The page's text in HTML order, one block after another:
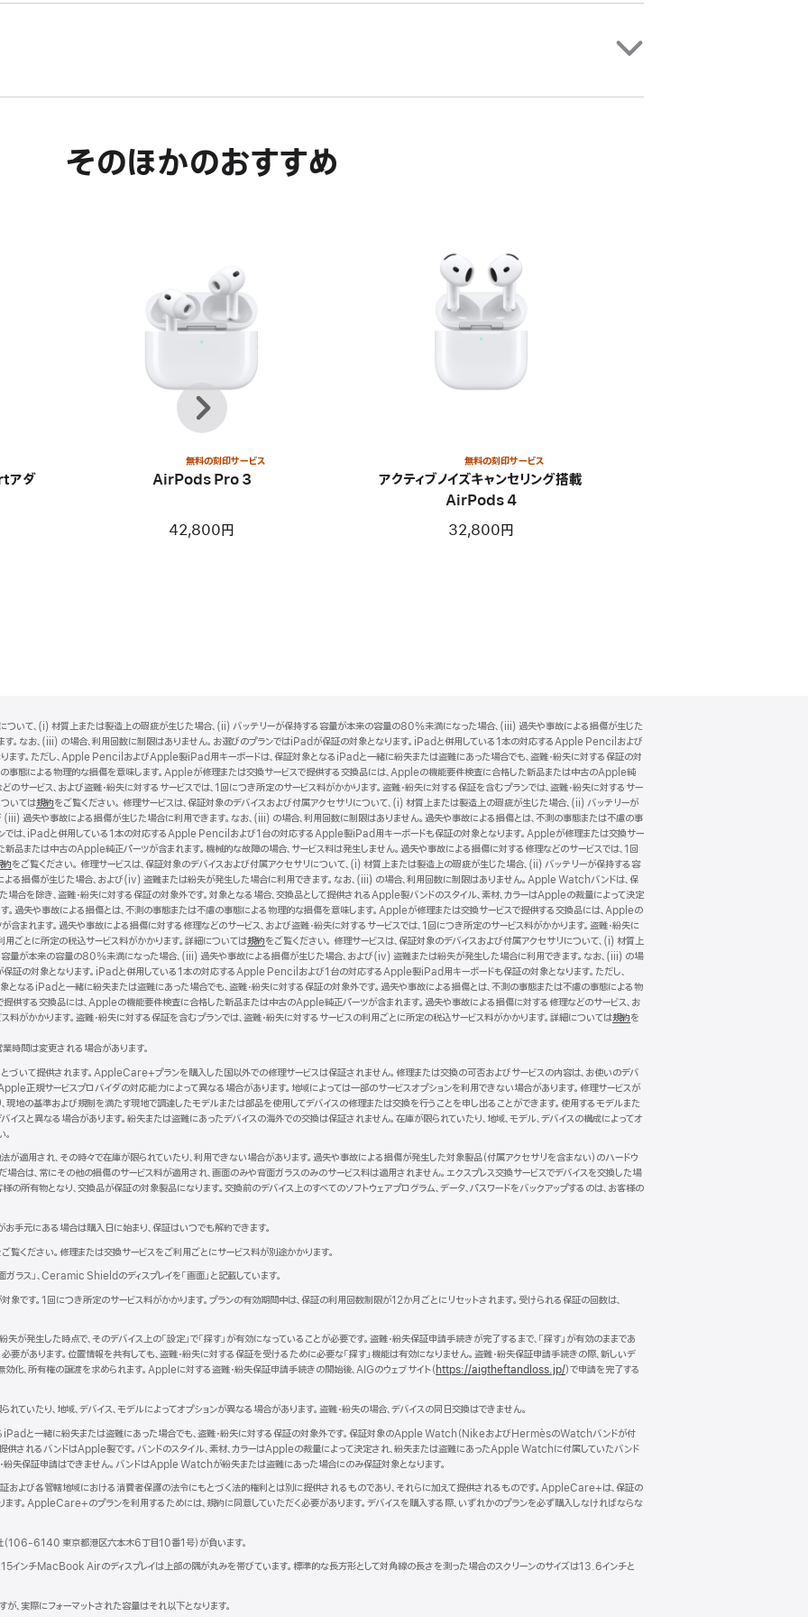
そのほかのおすすめ
ダ
無料の刻印サービス
AirPods Pro 3
42,800円
無料の刻印サービス
アクティブノイズキャンセリング搭載
AirPods 4
32,800円
前
へ
次
ついて、(i) 材質上または製造上の瑕疵が生じた場合、(ii) バッテリーが保持する容量が本来の容量の80%未満になった場合、(iii) 過失や事故による損傷が生じた
。なお、(iii) の場合、利用回数に制限はありません。お選びのプランではiPadが保証の対象となります。iPadと併用している1本の対応するApple Pencilおよび
す。ただし、Apple PencilおよびApple製iPad用キーボードは、保証対象となるiPadと一緒に紛失または盗難にあった場合でも、盗難・紛失に対する保証の対
の事態による物理的な損傷を意味します。Appleが修理または交換サービスで提供する交換品には、Appleの機能要件検査に合格した新品または中古のApple純
サービス、および盗難・紛失に対するサービスでは、1回につき所定のサービス料がかかります。盗難・紛失に対する保証を含むプランでは、盗難・紛失に対するサー
いては規約（新
規
ウ
イ
ン
ド
ウ
で
開
き
ま
す）
をご覧ください。 修理サービスは、保証対象のデバイスおよび付属アクセサリについて、(i) 材質上または製造上の瑕疵が生じた場合、(ii) バッテリーが
過失や事故による損傷が生じた場合に利用できます。なお、(iii) の場合、利用回数に制限はありません。過失や事故による損傷とは、不測の事態または不慮の事
では、iPadと併用している1本の対応するApple Pencilおよび1台の対応するApple製iPad用キーボードも保証の対象となります。Appleが修理または交換サー
品または中古のApple純正パーツが含まれます。機械的な故障の場合、サービス料は発生しません。過失や事故による損傷に対する修理などのサービスでは、1回
約（新
規
ウ
イ
ン
ド
ウ
で
開
き
ま
をご覧ください。 修理サービスは、保証対象のデバイスおよび付属アクセサリについて、(i) 材質上または製造上の瑕疵が生じた場合、(ii) バッテリーが保持する容
損傷が生じた場合、および(iv) 盗難または紛失が発生した場合に利用できます。なお、(iii) の場合、利用回数に制限はありません。Apple Watchバンドは、保
を除き、盗難・紛失に対する保証の対象外です。対象となる場合、交換品として提供されるApple製バンドのスタイル、素材、カラーはAppleの裁量によって決定
。過失や事故による損傷とは、不測の事態または不慮の事態による物理的な損傷を意味します。Appleが修理または交換サービスで提供する交換品には、Appleの
れます。過失や事故による損傷に対する修理などのサービス、および盗難・紛失に対するサービスでは、1回につき所定のサービス料がかかります。盗難・紛失に
用ごとに所定の税込サービス料がかかります。詳細については規約（新
規
ウ
イ
ン
ド
き
ま
す）
をご覧ください。 修理サービスは、保証対象のデバイスおよび付属アクセサリについて、(i) 材質上
量が本来の容量の80%未満になった場合、(iii) 過失や事故による損傷が生じた場合、および(iv) 盗難または紛失が発生した場合に利用できます。なお、(iii) の場
保証の対象となります。iPadと併用している1本の対応するApple Pencilおよび1台の対応するApple製iPad用キーボードも保証の対象となります。ただし、
るiPadと一緒に紛失または盗難にあった場合でも、盗難・紛失に対する保証の対象外です。過失や事故による損傷とは、不測の事態または不慮の事態による物
供する交換品には、Appleの機能要件検査に合格した新品または中古のApple純正パーツが含まれます。過失や事故による損傷に対する修理などのサービス、お
料がかかります。盗難・紛失に対する保証を含むプランでは、盗難・紛失に対するサービスの利用ごとに所定の税込サービス料がかかります。詳細については規約（新
ン
ド
ウ
で
き
ま
す）
を
時間は変更される場合があります。
いて提供されます。AppleCare+プランを購入した国以外での修理サービスは保証されません。修理または交換の可否およびサービスの内容は、お使いのデバ
正規サービスプロバイダの対応能力によって異なる場合があります。地域によっては一部のサービスオプションを利用できない場合があります。修理サービスが
地の基準および規制を満たす現地で調達したモデルまたは部品を使用してデバイスの修理または交換を行うことを申し出ることができます。使用するモデルまた
スと異なる場合があります。紛失または盗難にあったデバイスの海外での交換は保証されません。在庫が限られていたり、地域、モデル、デバイスの構成によってオ
が適用され、その時々で在庫が限られていたり、利用できない場合があります。過失や事故による損傷が発生した対象製品（付属アクセサリを含まない）のハードウ
場合は、常にその他の損傷のサービス料が適用され、画面のみや背面ガラスのみのサービス料は適用されません。エクスプレス交換サービスでデバイスを交換した場
所有物となり、交換品が保証の対象製品になります。交換前のデバイス上のすべてのソフトウェアプログラム、データ、パスワードをバックアップするのは、お客様の
手元にある場合は購入日に始まり、保証はいつでも解約できます。
覧ください。修理または交換サービスをご利用ごとにサービス料が別途かかります。
ス」、Ceramic Shieldのディスプレイを「画面」と記載しています。
す。1回につき所定のサービス料がかかります。プランの有効期間中は、保証の利用回数制限が12か月ごとにリセットされます。受けられる保証の回数は、
が発生した時点で、そのデバイス上の「設定」で「探す」が有効になっていることが必要です。盗難・紛失保証申請手続きが完了するまで、「探す」が有効のままであ
あります。位置情報を共有しても、盗難・紛失に対する保証を受けるために必要な「探す」機能は有効になりません。盗難・紛失保証申請手続きの際、新しいデ
化、所有権の譲渡を求められます。Appleに対する盗難・紛失保証申請手続きの開始後、AIGのウェブサイト（ https://aigtheftandloss.jp/）で申請を完了する
ていたり、地域、デバイス、モデルによってオプションが異なる場合があります。盗難・紛失の場合、デバイスの同日交換はできません。
と一緒に紛失または盗難にあった場合でも、盗難・紛失に対する保証の対象外です。保証対象のApple Watch（NikeおよびHermèsのWatchバンドが付
供されるバンドはApple製です。バンドのスタイル、素材、カラーはAppleの裁量によって決定され、紛失または盗難にあったApple Watchに付属していたバンド
失保証申請はできません。バンドはApple Watchが紛失または盗難にあった場合にのみ保証対象となります。
よび各管轄地域における消費者保護の法令にもとづく法的権利とは別に提供されるものであり、それらに加えて提供されるものです。AppleCare+は、保証の
。AppleCare+のプランを利用するためには、規約に同意していただく必要があります。デバイスを購入する際、いずれかのプランを必ず購入しなければならな
6140 東京都港区六本木6丁目10番1号）が負いま す 。
インチMacBook Airのディスプレイは上部の隅が丸みを帯びています。標準的な長方形として対角線の長さを測った場合のスクリーンのサイズは13.6インチと
実際にフォーマットされた容量はそれ以下となります。